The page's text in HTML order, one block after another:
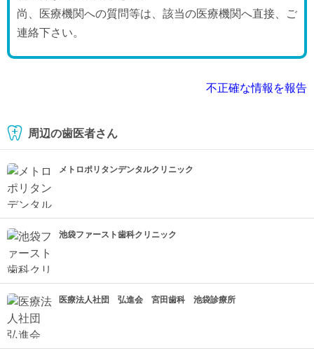
尚、医療機関への質問等は、該当の医療機関へ直接、ご
連絡下さい。
不正確な情報を報告
周辺の歯医者さん
メトロポリタンデンタルクリニック
池袋ファースト歯科クリニック
医療法人社団 弘進会 宮田歯科 池袋診療所